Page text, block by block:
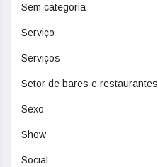
Sem categoria
Serviço
Serviços
Setor de bares e restaurantes
Sexo
Show
Social